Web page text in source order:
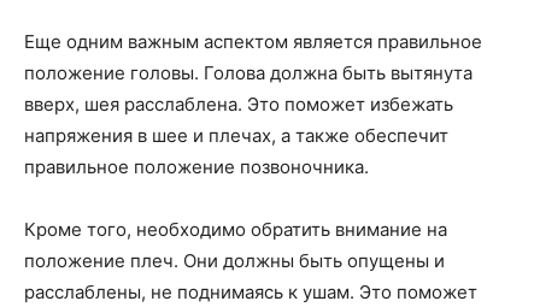
Еще одним важным аспектом является правильное
положение головы. Голова должна быть вытянута
вверх, шея расслаблена. Это поможет избежать
напряжения в шее и плечах, а также обеспечит
правильное положение позвоночника.
Кроме того, необходимо обратить внимание на
положение плеч. Они должны быть опущены и
расслаблены, не поднимаясь к ушам. Это поможет